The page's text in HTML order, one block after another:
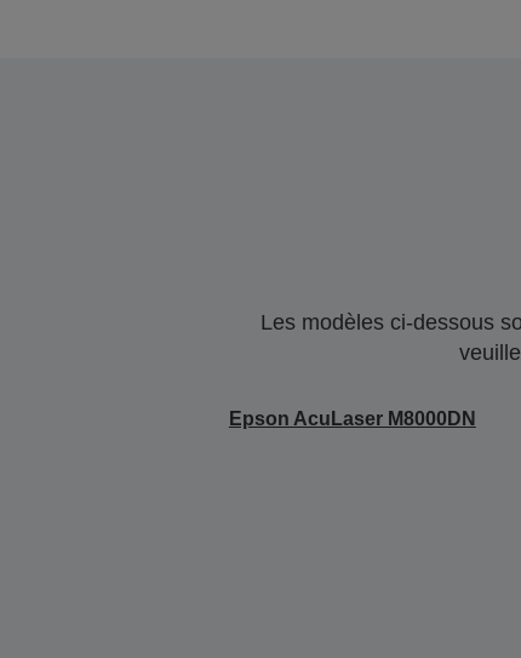
Les modèles ci-dessous
Epson AcuLaser M8000DN